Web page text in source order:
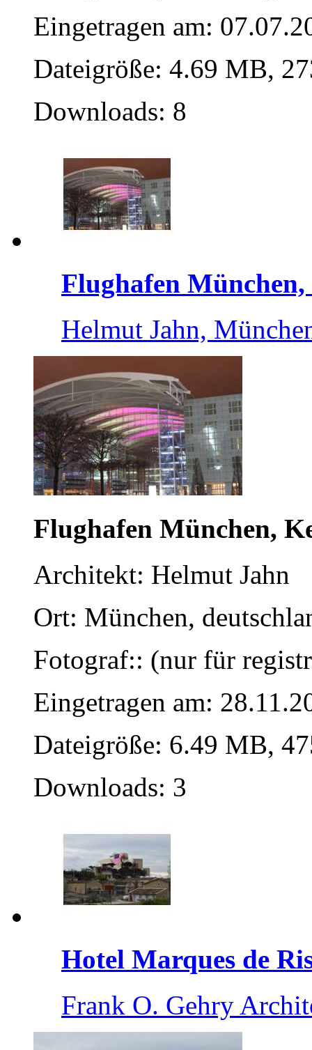
Eingetragen am:
Dateigröße: 4.69 MB,
Downloads: 8
Flughafen München,
Helmut Jahn,
Flughafen München,
Architekt: Helmut Jahn
Ort: München,
Fotograf:: (nur für
Eingetragen am:
Dateigröße: 6.49 MB,
Downloads: 3
Hotel Marques de
Frank O. Gehry